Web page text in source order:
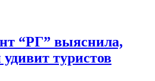
“РГ” выяснила,
туристов